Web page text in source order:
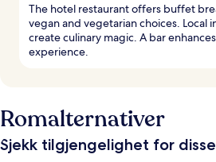
The hotel restaurant offers buffet
vegan and vegetarian choices. Local
create culinary magic. A bar
experience.
Romalternativer
Sjekk tilgjengelighet for